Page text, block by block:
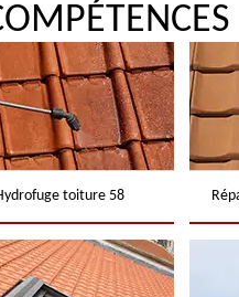
toiture 58